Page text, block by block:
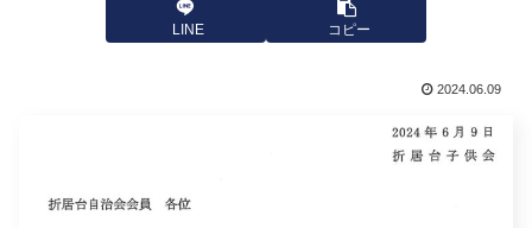
LINE コピー
2024.06.09